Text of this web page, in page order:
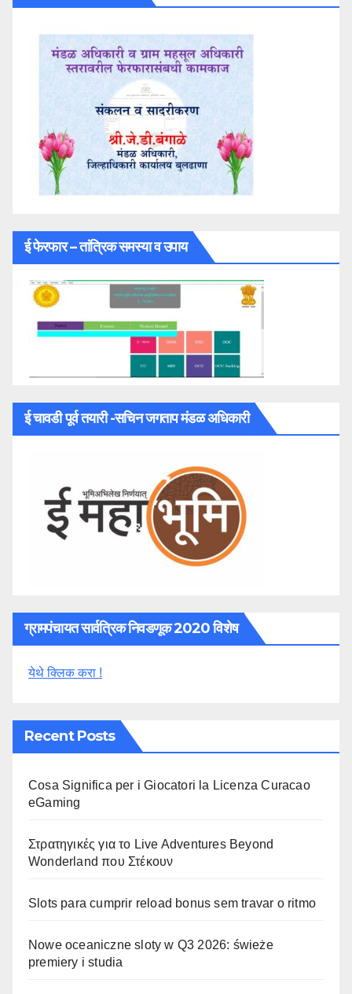
ई फेरफार – तांत्रिक समस्या व उपाय
ई चावडी पूर्व तयारी -सचिन जगताप मंडळ अधिकारी
ग्रामपंचायत सार्वत्रिक निवडणूक 2020 विशेष
येथे क्लिक करा !
Recent Posts
Cosa Significa per i Giocatori la Licenza Curacao
eGaming
Στρατηγικές για το Live Adventures Beyond
Wonderland που Στέκουν
Slots para cumprir reload bonus sem travar o ritmo
Nowe oceaniczne sloty w Q3 2026: świeże
premiery i studia